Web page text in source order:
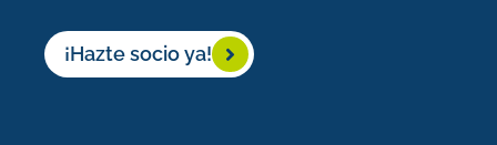
mismo.
¡Hazte socio ya!